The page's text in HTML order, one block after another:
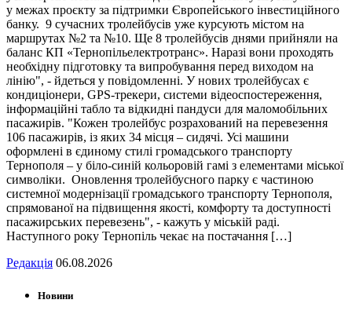
у межах проєкту за підтримки Європейського інвестиційного
банку. 9 сучасних тролейбусів уже курсують містом на
маршрутах №2 та №10. Ще 8 тролейбусів днями прийняли на
баланс КП «Тернопільелектротранс». Наразі вони проходять
необхідну підготовку та випробування перед виходом на
лінію", - йдеться у повідомленні. У нових тролейбусах є
кондиціонери, GPS-трекери, системи відеоспостереження,
інформаційні табло та відкидні пандуси для маломобільних
пасажирів. "Кожен тролейбус розрахований на перевезення
106 пасажирів, із яких 34 місця – сидячі. Усі машини
оформлені в єдиному стилі громадського транспорту
Тернополя – у біло-синій кольоровій гамі з елементами міської
символіки. Оновлення тролейбусного парку є частиною
системної модернізації громадського транспорту Тернополя,
спрямованої на підвищення якості, комфорту та доступності
пасажирських перевезень", - кажуть у міській раді.
Наступного року Тернопіль чекає на постачання […]
Редакція 06.08.2026
Новини